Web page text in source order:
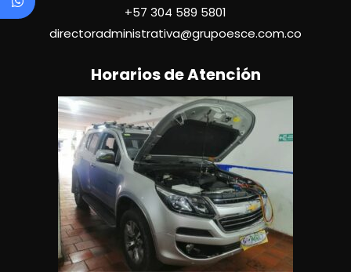
+57 304 589 5801
directoradministrativa@grupoesce.com.co
Horarios de Atención